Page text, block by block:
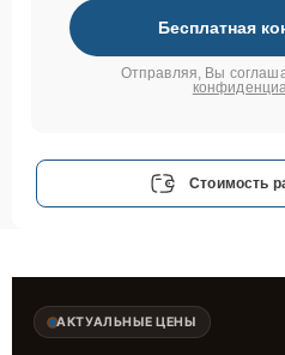
Бесплатная
Отправляя, Вы
Стоимость
АКТУАЛЬНЫЕ ЦЕНЫ